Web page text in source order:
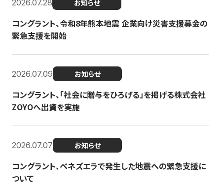
2026.07.28 お知らせ
コングラント、令和8年熊本地震 企業向け災害支援募金の
緊急支援を開始
2026.07.09 お知らせ
コングラント、「社会に贈与をひろげる」を掲げる株式会社
ZOYOへ出資を実施
2026.07.07 お知らせ
コングラント、ベネズエラで発生した地震への緊急支援に
ついて